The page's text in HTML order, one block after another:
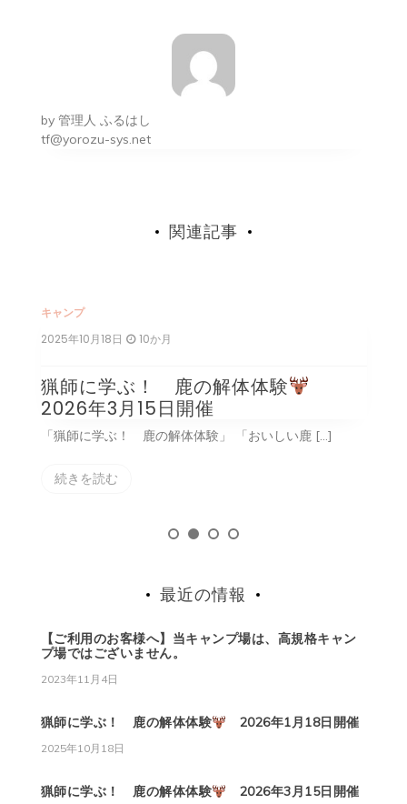
ー
シ
by 管理人 ふるはし
tf@yorozu-sys.net
関連記事
キャンプ
2025年10月18日 10か月
猟師に学ぶ！ 鹿の解体体験
2026年3月15日開催
「猟師に学ぶ！ 鹿の解体体験」 「おいしい鹿 […]
続きを読む
最近の情報
【ご利用のお客様へ】当キャンプ場は、高規格キャン
プ場ではございません。
2023年11月4日
猟師に学ぶ！ 鹿の解体体験 2026年1月18日開催
2025年10月18日
猟師に学ぶ！ 鹿の解体体験 2026年3月15日開催